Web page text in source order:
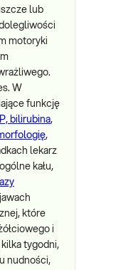
lub
motoryki
W
funkcję
bilirubina,
,
lekarz
kału,
które
i
tygodni,
nudności,